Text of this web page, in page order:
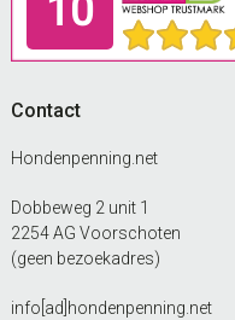
Contact
Hondenpenning.net
Dobbeweg 2 unit 1
2254 AG Voorschoten
(geen bezoekadres)
info[ad]hondenpenning.net